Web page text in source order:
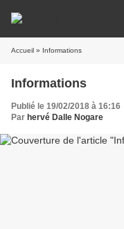
Accueil » Informations
Informations
Publié le 19/02/2018 à 16:16
Par hervé Dalle Nogare